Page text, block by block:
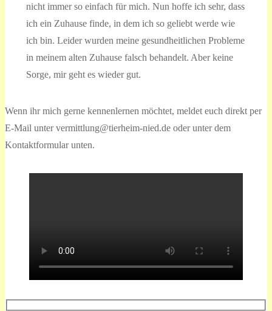
nicht immer so einfach für mich. Nun hoffe ich sehr, dass
ich ein Zuhause finde, in dem ich so geliebt werde wie
ich bin. Leider wurden meine gesundheitlichen Probleme
in meinem alten Zuhause falsch behandelt. Aber keine
Sorge, mir geht es wieder gut.
Wenn ihr mich gerne kennenlernen möchtet, meldet euch direkt per
E-Mail unter vermittlung@tierheim-nied.de oder unter dem
Kontaktformular unten.